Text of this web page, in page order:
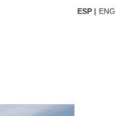
ESP ENG